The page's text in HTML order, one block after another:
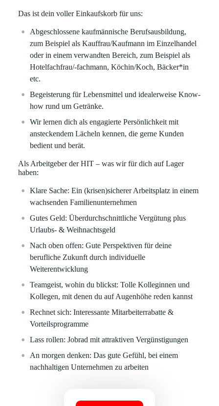
Das ist dein voller Einkaufskorb für uns:
Abgeschlossene kaufmännische Berufsausbildung,
zum Beispiel als Kauffrau/Kaufmann im Einzelhandel
oder in einem verwandten Bereich, zum Beispiel als
Hotelfachfrau/-fachmann, Köchin/Koch, Bäcker*in
etc.
Begeisterung für Lebensmittel und idealerweise Know-
how rund um Getränke.
Wir lernen dich als engagierte Persönlichkeit mit
ansteckendem Lächeln kennen, die gerne Kunden
bedient und berät.
Als Arbeitgeber der HIT – was wir für dich auf Lager
haben:
Klare Sache:Ein (krisen)sicherer Arbeitsplatz in einem
wachsenden Familienunternehmen
Gutes Geld:Überdurchschnittliche Vergütung plus
Urlaubs- & Weihnachtsgeld
Nach oben offen:Gute Perspektiven für deine
berufliche Zukunft durch individuelle
Weiterentwicklung
Teamgeist, wohin du blickst:Tolle Kolleginnen und
Kollegen, mit denen du auf Augenhöhe reden kannst
Rechnet sich:Interessante Mitarbeiterrabatte &
Vorteilsprogramme
Lass rollen:Jobrad mit attraktiven Vergünstigungen
An morgen denken:Das gute Gefühl, bei einem
nachhaltigen Unternehmen zu arbeiten